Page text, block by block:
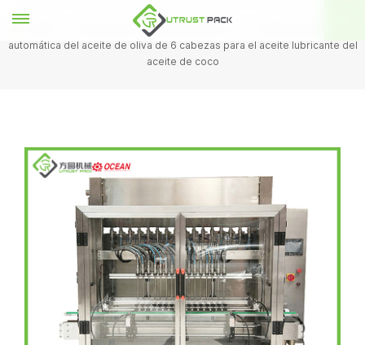
Esterilizador de placa giratoria UV
automática del aceite de oliva de 6 cabezas para el aceite lubricante del
aceite de coco